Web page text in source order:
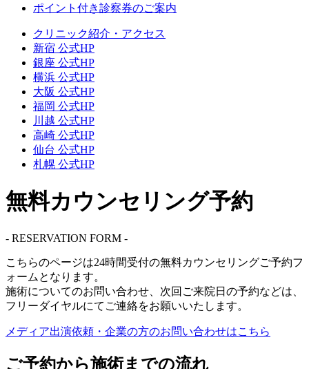
ポイント付き診察券のご案内
クリニック紹介・アクセス
新宿 公式HP
銀座 公式HP
横浜 公式HP
大阪 公式HP
福岡 公式HP
川越 公式HP
高崎 公式HP
仙台 公式HP
札幌 公式HP
無料カウンセリング予約
- RESERVATION FORM -
こちらのページは24時間受付の無料カウンセリングご予約フ
ォームとなります。
施術についてのお問い合わせ、次回ご来院日の予約などは、
フリーダイヤルにてご連絡をお願いいたします。
メディア出演依頼・企業の方のお問い合わせはこちら
ご予約から施術までの流れ